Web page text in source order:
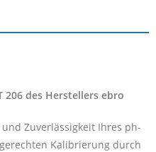
des Herstellers ebro
Zuverlässigkeit Ihres ph-
Kalibrierung durch